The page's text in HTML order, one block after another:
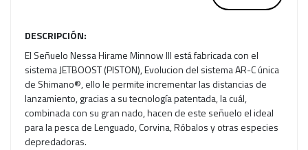
DESCRIPCIÓN:
El Señuelo Nessa Hirame Minnow III está fabricada con el
sistema JETBOOST (PISTON), Evolucion del sistema AR-C única
de Shimano®, ello le permite incrementar las distancias de
lanzamiento, gracias a su tecnología patentada, la cuál,
combinada con su gran nado, hacen de este señuelo el ideal
para la pesca de Lenguado, Corvina, Róbalos y otras especies
depredadoras.